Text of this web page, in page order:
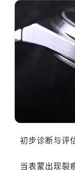
初步诊断与评
当表蒙出现裂